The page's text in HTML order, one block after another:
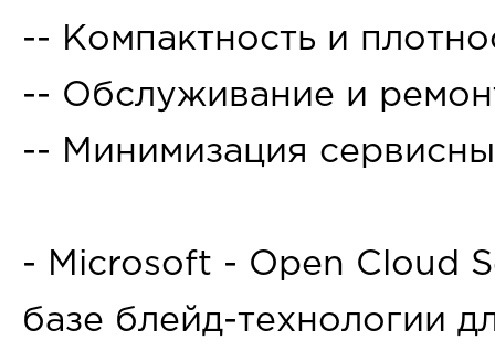
-- Компактность и
-- Обслуживание и
-- Минимизация
- Microsoft - Open Cloud
базе блейд-технологии